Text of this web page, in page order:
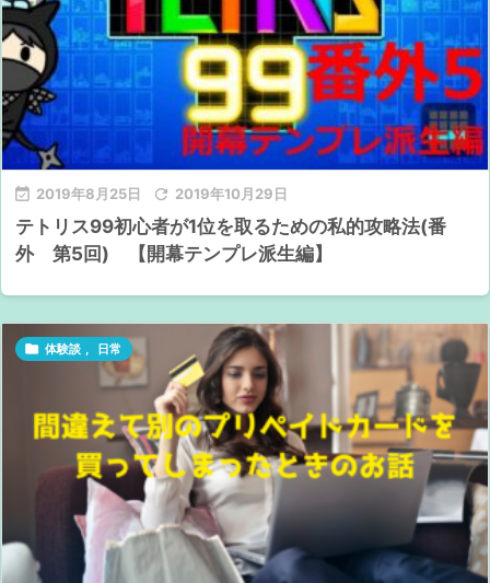
 2019年8月25日  2019年10月29日
テトリス99初心者が1位を取るための私的攻略法(番
外 第5回) 【開幕テンプレ派生編】
 体験談 , 日常